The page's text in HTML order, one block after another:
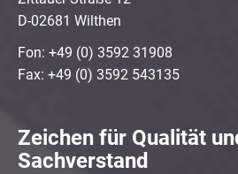
D-02681 Wilthen
Fon: +49 (0) 3592 31908
Fax: +49 (0) 3592 543135
Zeichen für Qualität
Sachverstand